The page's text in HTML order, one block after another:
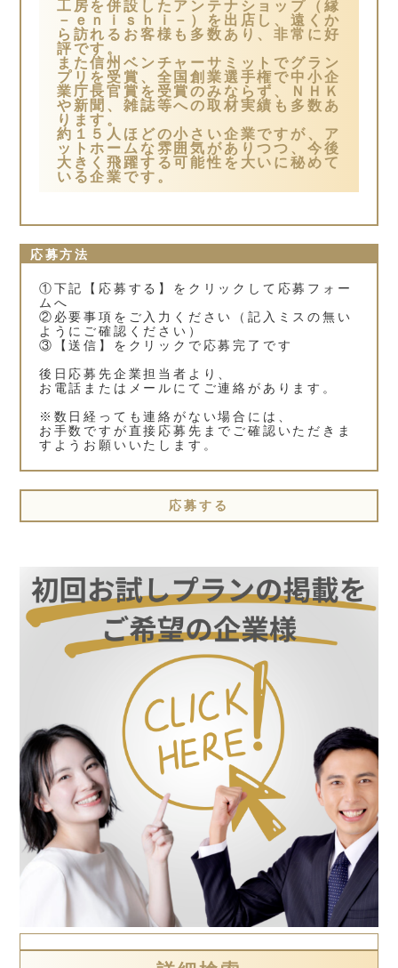
工房を併設したアンテナショップ（縁
－ｅｎｉｓｈｉ－）を出店し、遠くか
ら訪れるお客様も多数あり、非常に好
評です。
また信州ベンチャーサミットでグラン
プリを受賞、全国創業選手権で中小企
業庁長官賞を受賞のみならず、ＮＨＫ
や新聞、雑誌等への取材実績も多数あ
ります。
約１５人ほどの小さい企業ですが、ア
ットホームな雰囲気がありつつ、今後
大きく飛躍する可能性を大いに秘めて
いる企業です。
応募方法
①下記【応募する】をクリックして応募フォー
ムへ
②必要事項をご入力ください（記入ミスの無い
ようにご確認ください）
③【送信】をクリックで応募完了です
後日応募先企業担当者より、
お電話またはメールにてご連絡があります。
※数日経っても連絡がない場合には、
お手数ですが直接応募先までご確認いただきま
すようお願いいたします。
応募する